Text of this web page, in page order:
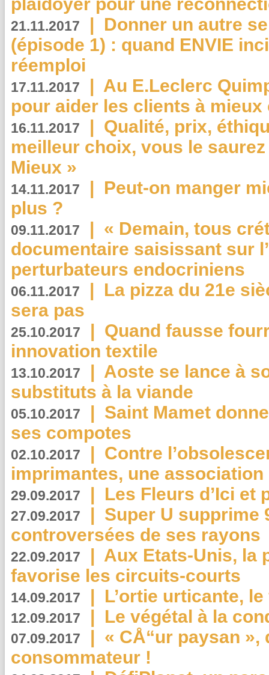
21.11.2017 | Donner un autre
(épisode 1) : quand ENVIE
réemploi
17.11.2017 | Au E.Leclerc
pour aider les clients à
16.11.2017 | Qualité, prix,
meilleur choix, vous le
Mieux »
14.11.2017 | Peut-on manger
plus ?
09.11.2017 | « Demain, tous
documentaire saisissant sur
perturbateurs endocriniens
06.11.2017 | La pizza du 21e
sera pas
25.10.2017 | Quand fausse
innovation textile
13.10.2017 | Aoste se lance à
substituts à la viande
05.10.2017 | Saint Mamet
ses compotes
02.10.2017 | Contre
imprimantes, une
29.09.2017 | Les Fleurs d’Ici et
27.09.2017 | Super U supprime
controversées de ses rayons
22.09.2017 | Aux Etats-Unis, la
favorise les circuits-courts
14.09.2017 | L’ortie urticante,
12.09.2017 | Le végétal à la
07.09.2017 | « CÅ“ur paysan
consommateur !